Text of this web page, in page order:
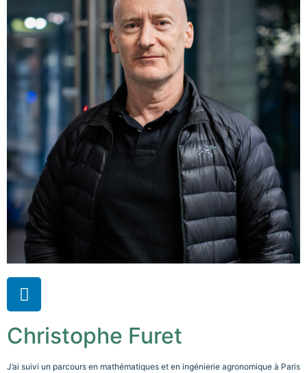
Christophe Furet
J’ai suivi un parcours en mathématiques et en ingénierie agronomique à Paris